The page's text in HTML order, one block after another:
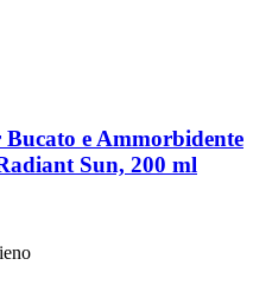
e Ammorbidente
Sun, 200 ml